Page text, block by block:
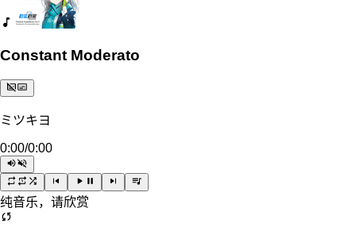
Constant Moderato
ミツキヨ
0:00/0:00
纯音乐，请欣赏